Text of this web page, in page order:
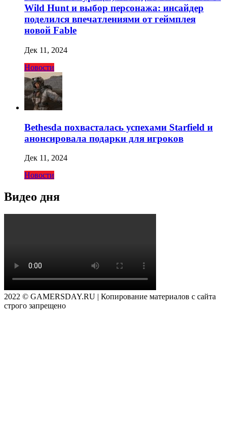
Wild Hunt и выбор персонажа: инсайдер
поделился впечатлениями от геймплея
новой Fable
Дек 11, 2024
Новости
Bethesda похвасталась успехами Starfield и
анонсировала подарки для игроков
Дек 11, 2024
Новости
Видео дня
2022 © GAMERSDAY.RU | Копирование материалов с сайта
строго запрещено